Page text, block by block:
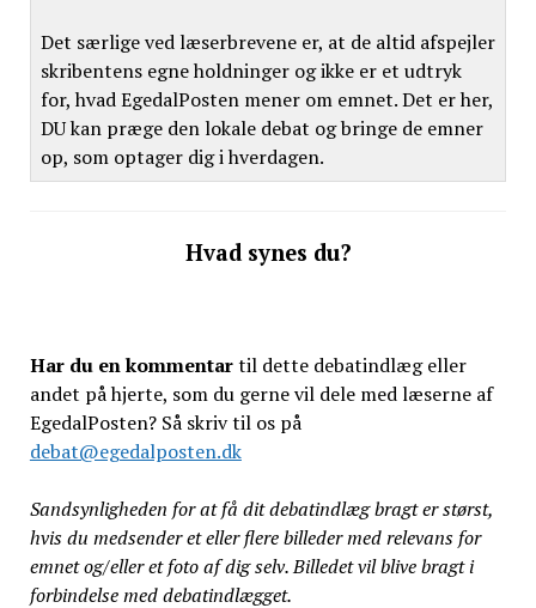
Det særlige ved læserbrevene er, at de altid afspejler
skribentens egne holdninger og ikke er et udtryk
for, hvad EgedalPosten mener om emnet. Det er her,
DU kan præge den lokale debat og bringe de emner
op, som optager dig i hverdagen.
Hvad synes du?
Har du en kommentartil dette debatindlæg eller
andet på hjerte, som du gerne vil dele med læserne af
EgedalPosten? Så skriv til os på
debat@egedalposten.dk
Sandsynligheden for at få dit debatindlæg bragt er størst,
hvis du medsender et eller flere billeder med relevans for
emnet og/eller et foto af dig selv. Billedet vil blive bragt i
forbindelse med debatindlægget.